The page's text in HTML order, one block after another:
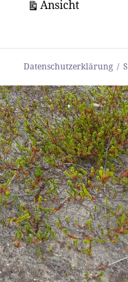
Ansicht
Datenschutzerklärung